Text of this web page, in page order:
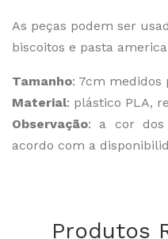
As peças podem ser
biscoitos e pasta
Tamanho: 7cm medidos
Material: plástico PLA,
Observação: a cor dos
acordo com a
Produtos